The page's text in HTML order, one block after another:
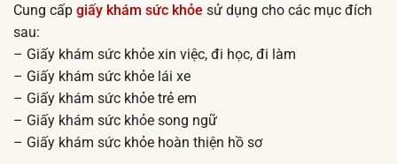
Cung cấp giấy khám sức khỏe sử dụng cho các mục đích
sau:
– Giấy khám sức khỏe xin việc, đi học, đi làm
– Giấy khám sức khỏe lái xe
– Giấy khám sức khỏe trẻ em
– Giấy khám sức khỏe song ngữ
– Giấy khám sức khỏe hoàn thiện hồ sơ